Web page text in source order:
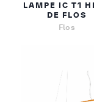
LAMPE IC T1
DE FLOS
Flos